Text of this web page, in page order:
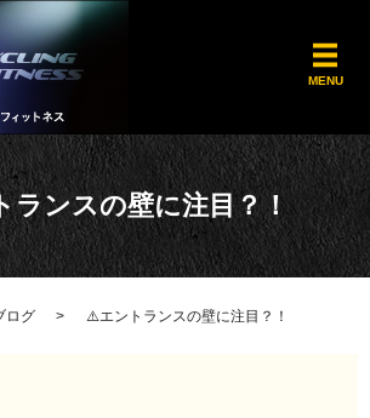
MENU
ンスの壁に注目？！
ログ ⚠️エントランスの壁に注目？！